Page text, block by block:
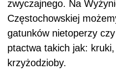
zwyczajnego. Na
Częstochowskiej
gatunków nietoperzy
ptactwa takich jak:
krzyżodzioby.